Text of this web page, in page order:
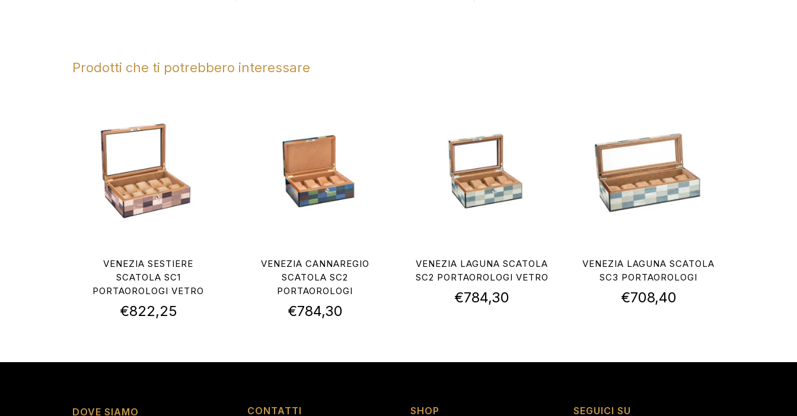
Prodotti che ti potrebbero interessare
VENEZIA SESTIERE
SCATOLA SC1
PORTAOROLOGI VETRO
€822,25
VENEZIA CANNAREGIO
SCATOLA SC2
PORTAOROLOGI
€784,30
VENEZIA LAGUNA SCATOLA
SC2 PORTAOROLOGI VETRO
€784,30
VENEZIA LAGUNA SCATOLA
SC3 PORTAOROLOGI
€708,40
DOVE SIAMO CONTATTI SHOP SEGUICI SU